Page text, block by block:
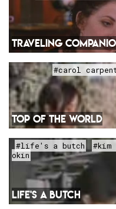
TRAVELING
#carol
TOP OF THE WORLD
#life's a butch #kim
okin
LIFE'S A BUTCH